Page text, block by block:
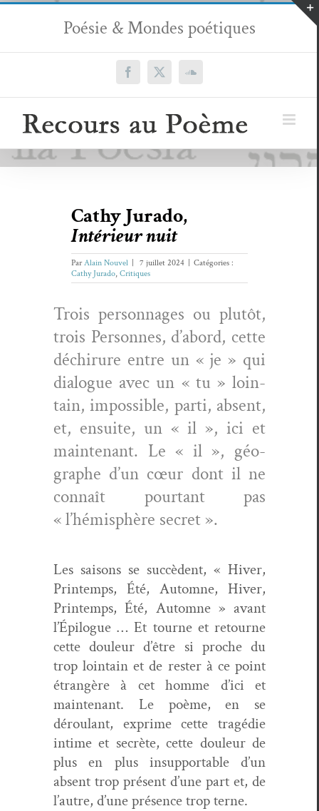
Passer
contenu
Poésie & Mondes poétiques
Facebook
X SoundCloud
Cathy Jurado,
Intérieur nuit
ParAlain Nouvel 7 juillet 2024
Catégories :
Cathy Jurado, Critiques
Trois per­son­nages ou plutôt,
trois Per­son­nes, d’abord, cette
déchirure entre un « je » qui
dia­logue avec un « tu » loin­
tain, impos­si­ble, par­ti, absent,
et, ensuite, un « il », ici et
main­tenant. Le « il », géo­
graphe d’un cœur dont il ne
con­naît pour­tant pas
« l’hémisphère secret ».
Les saisons se suc­cè­dent, « Hiv­er,
Print­emps, Été, Automne, Hiv­er,
Print­emps, Été, Automne » avant
l’Épilogue … Et tourne et retourne
cette douleur d’être si proche du
trop loin­tain et de rester à ce point
étrangère à cet homme d’ici et
main­tenant. Le poème, en se
déroulant, exprime cette tragédie
intime et secrète, cette douleur de
plus en plus insup­port­able d’un
absent trop présent d’une part et, de
l’autre, d’une présence trop terne.